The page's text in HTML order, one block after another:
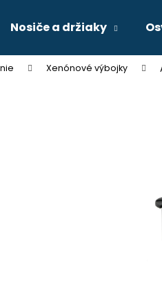
Nosiče a držiaky
Xenónové výbojkyČo